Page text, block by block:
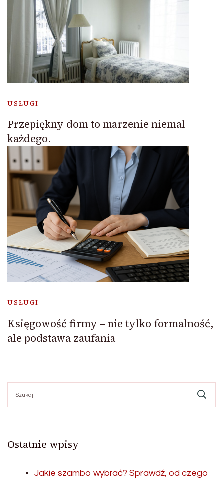
USŁUGI
Przepiękny dom to marzenie niemal
każdego.
USŁUGI
Księgowość firmy – nie tylko formalność,
ale podstawa zaufania
Ostatnie wpisy
Jakie szambo wybrać? Sprawdź, od czego